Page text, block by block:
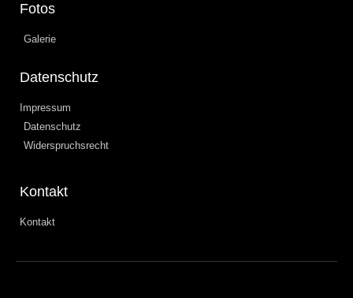
Fotos
Galerie
Datenschutz
Impressum
Datenschutz
Widerspruchsrecht
Kontakt
Kontakt